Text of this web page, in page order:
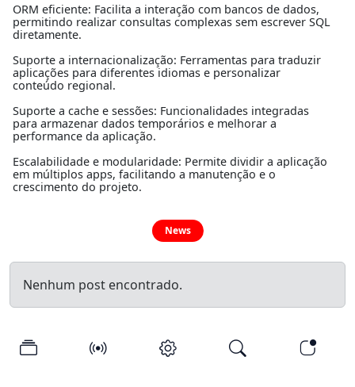
ORM eficiente: Facilita a interação com bancos de dados,
permitindo realizar consultas complexas sem escrever SQL
diretamente.
Suporte a internacionalização: Ferramentas para traduzir
aplicações para diferentes idiomas e personalizar
conteúdo regional.
Suporte a cache e sessões: Funcionalidades integradas
para armazenar dados temporários e melhorar a
performance da aplicação.
Escalabilidade e modularidade: Permite dividir a aplicação
em múltiplos apps, facilitando a manutenção e o
crescimento do projeto.
News
Nenhum post encontrado.